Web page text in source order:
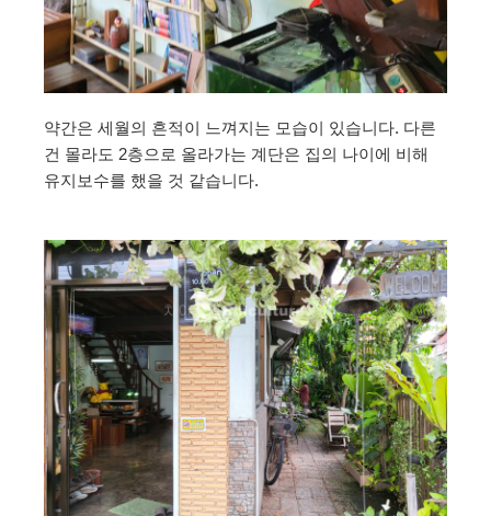
약간은 세월의 흔적이 느껴지는 모습이 있습니다. 다른
건 몰라도 2층으로 올라가는 계단은 집의 나이에 비해
유지보수를 했을 것 같습니다.